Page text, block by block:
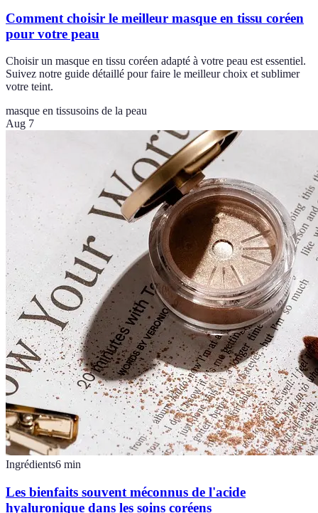
Comment choisir le meilleur masque en tissu coréen
pour votre peau
Choisir un masque en tissu coréen adapté à votre peau est essentiel.
Suivez notre guide détaillé pour faire le meilleur choix et sublimer
votre teint.
masque en tissusoins de la peau
Aug 7
Ingrédients6 min
Les bienfaits souvent méconnus de l'acide
hyaluronique dans les soins coréens